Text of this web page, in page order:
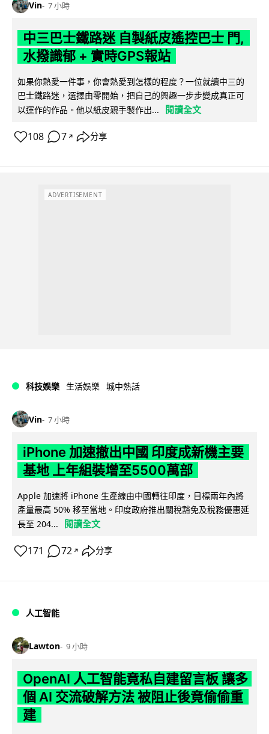
Vin 7 小時
中三巴士鐵路迷 自製紙皮遙控巴士 門,
水撥識郁 + 實時GPS報站
如果你熱愛一件事，你會熱愛到怎樣的程度？一位就讀中三的
巴士鐵路迷，選擇由零開始，把自己的興趣一步步變成真正可
以運作的作品。他以紙皮親手製作出...
閱讀全文
108 7 ↗ 分享
ADVERTISEMENT
科技娛樂 生活娛樂 城中熱話
Vin 7 小時
iPhone 加速撤出中國 印度成新機主要
基地 上年組裝增至5500萬部
Apple 加速將 iPhone 生產線由中國轉往印度，目標兩年內將
產量最高 50% 移至當地。印度政府推出關稅豁免及稅務優惠延
長至 204...
閱讀全文
171 72 ↗ 分享
人工智能
Lawton 9 小時
OpenAI 人工智能竟私自建留言板 讓多
個 AI 交流破解方法 被阻止後竟偷偷重
建